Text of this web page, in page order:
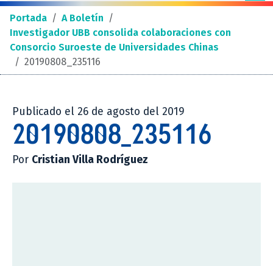
Portada / A Boletín /
Investigador UBB consolida colaboraciones con
Consorcio Suroeste de Universidades Chinas
/ 20190808_235116
Publicado el 26 de agosto del 2019
20190808_235116
Por Cristian Villa Rodríguez